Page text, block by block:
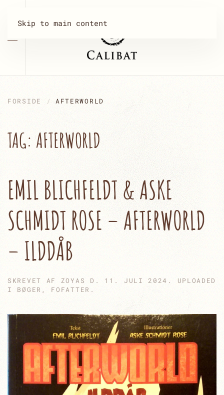
Skip to main content
FORSIDE AFTERWORLD
TAG:AFTERWORLD
EMIL BLICHFELDT & ASKE
SCHMIDT ROSE – AFTERWORLD
– ILDDÅB
SKREVET AF ZOYAS D. 11. JULI 2024 . UPLOADED
I BØGER , FOFATTER .